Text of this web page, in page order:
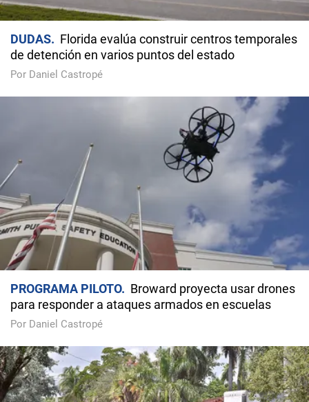
DUDAS
Florida evalúa construir centros temporales
de detención en varios puntos del estado
Por Daniel Castropé
PROGRAMA PILOTO
Broward proyecta usar drones
para responder a ataques armados en escuelas
Por Daniel Castropé